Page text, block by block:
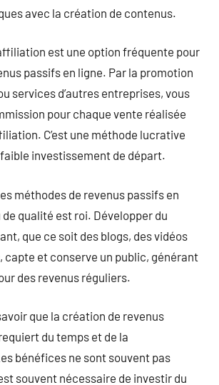
avec la création de contenus.
est une option fréquente pour
passifs en ligne. Par la promotion
services d’autres entreprises, vous
pour chaque vente réalisée
C’est une méthode lucrative
investissement de départ.
méthodes de revenus passifs en
qualité est roi. Développer du
que ce soit des blogs, des vidéos
capte et conserve un public, générant
des revenus réguliers.
que la création de revenus
du temps et de la
bénéfices ne sont souvent pas
souvent nécessaire de investir du